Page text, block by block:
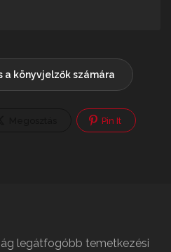
a könyvjelzők számára
Pin It
legátfogóbb temetkezési